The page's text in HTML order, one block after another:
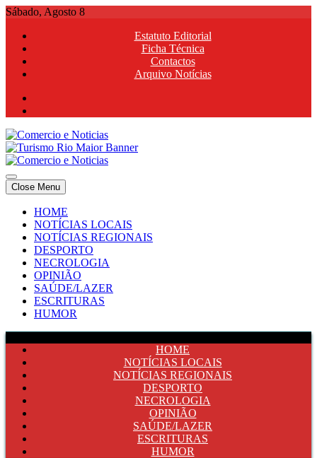
Skip
content
Sábado, Agosto 8
Estatuto Editorial
Ficha Técnica
Contactos
Arquivo Notícias
Comercio e Noticias
Notícias e Publicidade Online
Comercio e Noticias
Notícias e Publicidade Online
Close Menu
HOME
NOTÍCIAS LOCAIS
NOTÍCIAS REGIONAIS
DESPORTO
NECROLOGIA
OPINIÃO
SAÚDE/LAZER
ESCRITURAS
HUMOR
HOME
NOTÍCIAS LOCAIS
NOTÍCIAS REGIONAIS
DESPORTO
NECROLOGIA
OPINIÃO
SAÚDE/LAZER
ESCRITURAS
HUMOR